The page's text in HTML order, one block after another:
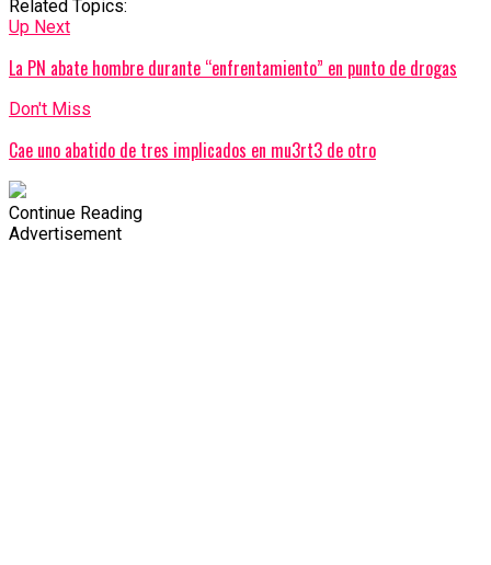
Related Topics:
Up Next
La PN abate hombre durante “enfrentamiento” en punto de drogas
Don't Miss
Cae uno abatido de tres implicados en mu3rt3 de otro
Continue Reading
Advertisement